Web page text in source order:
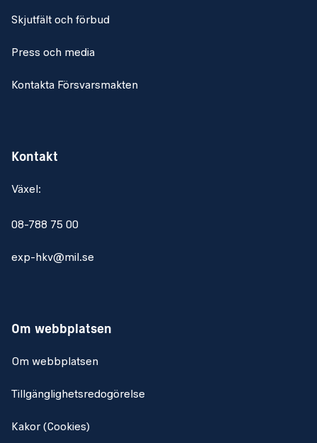
Skjutfält och förbud
Press och media
Kontakta Försvarsmakten
Kontakt
Växel:
08-788 75 00
exp-hkv@mil.se
Om webbplatsen
Om webbplatsen
Tillgänglighetsredogörelse
Kakor (Cookies)